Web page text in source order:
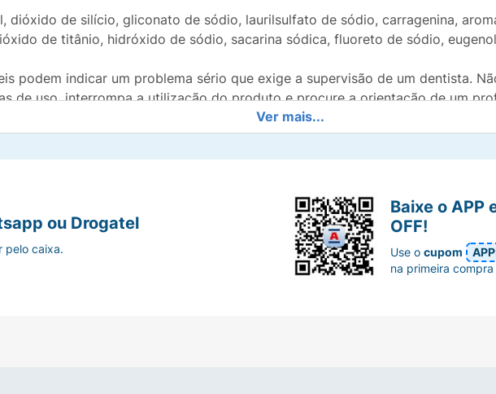
dióxido de silício, gliconato de sódio, laurilsulfato de sódio, carragenina,
de titânio, hidróxido de sódio, sacarina sódica, fluoreto de sódio,
podem indicar um problema sério que exige a supervisão de um dentista.
de uso, interrompa a utilização do produto e procure a orientação de um
indesejável ao utilizar o produto, suspenda seu uso e entre em contato
em crianças menores de 12 anos. Contém fluoreto de sódio.
Ver mais...
ou Drogatel
pelo caixa.
Baixe o APP
OFF!
Use ocupom
na primeira compra